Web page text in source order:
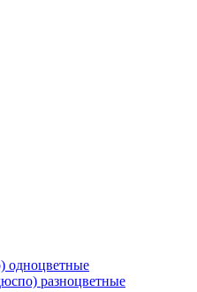
одноцветные
разноцветные